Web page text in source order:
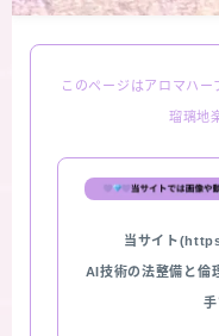
アロマハーブアンケ
おすすめ商品＆レビ
版限定)
このページはアロマハ
瑠璃地
当サイト
AI技術の法整備と倫